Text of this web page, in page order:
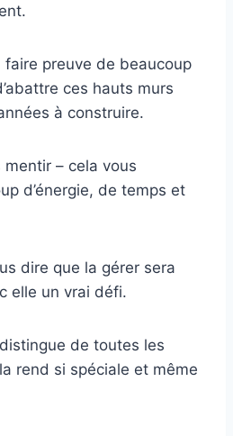
preuve de beaucoup
ces hauts murs
à construire.
– cela vous
d’énergie, de temps et
dire que la gérer sera
elle un vrai défi.
de toutes les
rend si spéciale et même